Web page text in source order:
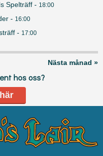
Spelträff - 18:00
- 16:00
- 17:00
Nästa månad »
hos oss?